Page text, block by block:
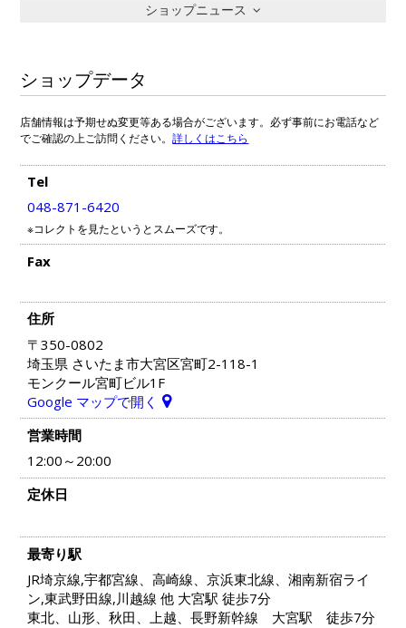
ショップニュース
ショップデータ
店舗情報は予期せぬ変更等ある場合がございます。必ず事前にお電話など
でご確認の上ご訪問ください。詳しくはこちら
Tel
048-871-6420
※コレクトを見たというとスムーズです。
Fax
住所
〒350-0802
埼玉県 さいたま市大宮区宮町2-118-1
モンクール宮町ビル1F
Google マップで開く
営業時間
12:00～20:00
定休日
最寄り駅
JR埼京線,宇都宮線、高崎線、京浜東北線、湘南新宿ライ
ン,東武野田線,川越線 他 大宮駅 徒歩7分
東北、山形、秋田、上越、長野新幹線 大宮駅 徒歩7分